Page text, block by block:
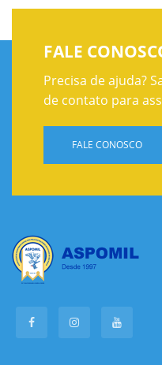
FALE
Precisa de ajuda?
de contato para
FALE CONOSCO